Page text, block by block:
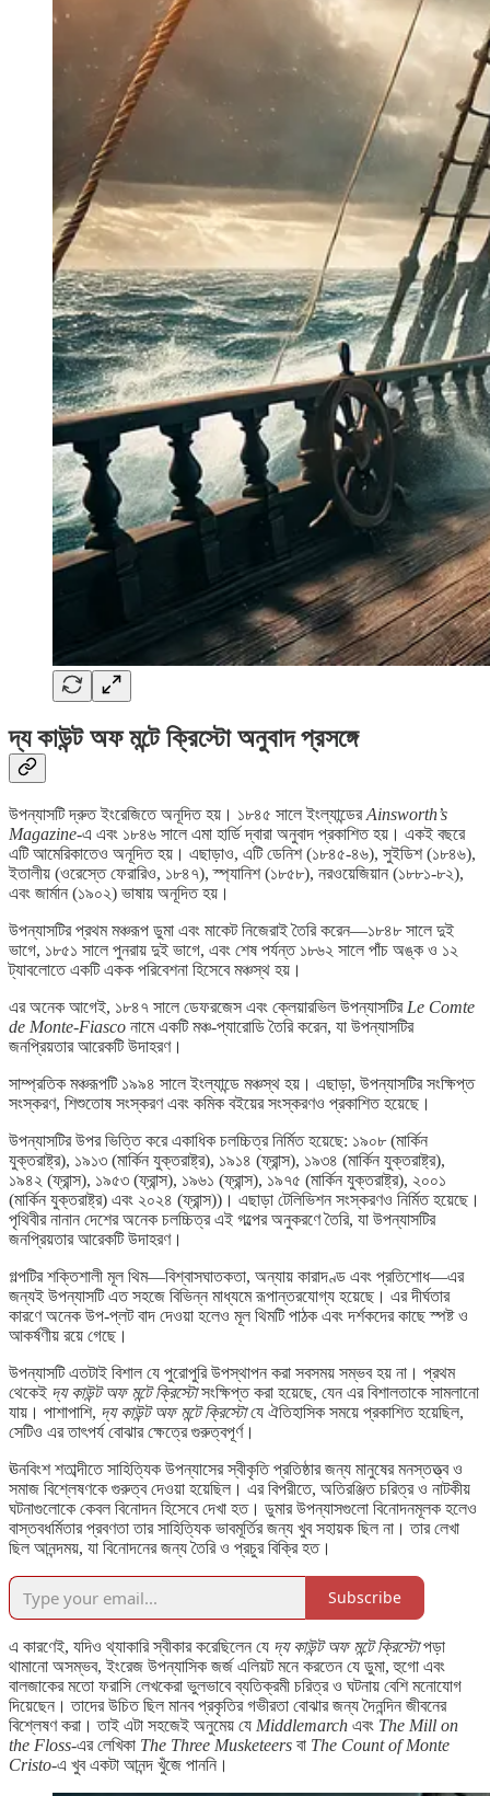
দ্য কাউন্ট অফ মন্টে ক্রিস্টো অনুবাদ প্রসঙ্গে
উপন্যাসটি দ্রুত ইংরেজিতে অনূদিত হয়। ১৮৪৫ সালে ইংল্যান্ডেরAinsworth’s
Magazine-এ এবং ১৮৪৬ সালে এমা হার্ডি দ্বারা অনুবাদ প্রকাশিত হয়। একই বছরে
এটি আমেরিকাতেও অনূদিত হয়। এছাড়াও, এটি ডেনিশ (১৮৪৫-৪৬), সুইডিশ (১৮৪৬),
ইতালীয় (ওরেস্তে ফেরারিও, ১৮৪৭), স্প্যানিশ (১৮৫৮), নরওয়েজিয়ান (১৮৮১-৮২),
এবং জার্মান (১৯০২) ভাষায় অনূদিত হয়।
উপন্যাসটির প্রথম মঞ্চরূপ ডুমা এবং মাকেট নিজেরাই তৈরি করেন—১৮৪৮ সালে দুই
ভাগে, ১৮৫১ সালে পুনরায় দুই ভাগে, এবং শেষ পর্যন্ত ১৮৬২ সালে পাঁচ অঙ্ক ও ১২
ট্যাবলোতে একটি একক পরিবেশনা হিসেবে মঞ্চস্থ হয়।
এর অনেক আগেই, ১৮৪৭ সালে ডেফরজেস এবং ক্লেয়ারভিল উপন্যাসটির Le Comte
de Monte-Fiasco নামে একটি মঞ্চ-প্যারোডি তৈরি করেন, যা উপন্যাসটির
জনপ্রিয়তার আরেকটি উদাহরণ।
সাম্প্রতিক মঞ্চরূপটি ১৯৯৪ সালে ইংল্যান্ডে মঞ্চস্থ হয়। এছাড়া, উপন্যাসটির সংক্ষিপ্ত
সংস্করণ, শিশুতোষ সংস্করণ এবং কমিক বইয়ের সংস্করণও প্রকাশিত হয়েছে।
উপন্যাসটির উপর ভিত্তি করে একাধিক চলচ্চিত্র নির্মিত হয়েছে: ১৯০৮ (মার্কিন
যুক্তরাষ্ট্র), ১৯১৩ (মার্কিন যুক্তরাষ্ট্র), ১৯১৪ (ফ্রান্স), ১৯৩৪ (মার্কিন যুক্তরাষ্ট্র),
১৯৪২ (ফ্রান্স), ১৯৫৩ (ফ্রান্স), ১৯৬১ (ফ্রান্স), ১৯৭৫ (মার্কিন যুক্তরাষ্ট্র), ২০০১
(মার্কিন যুক্তরাষ্ট্র) এবং ২০২৪ (ফ্রান্স))। এছাড়া টেলিভিশন সংস্করণও নির্মিত হয়েছে।
পৃথিবীর নানান দেশের অনেক চলচ্চিত্র এই গল্পের অনুকরণে তৈরি, যা উপন্যাসটির
জনপ্রিয়তার আরেকটি উদাহরণ।
গল্পটির শক্তিশালী মূল থিম—বিশ্বাসঘাতকতা, অন্যায় কারাদণ্ড এবং প্রতিশোধ—এর
জন্যই উপন্যাসটি এত সহজে বিভিন্ন মাধ্যমে রূপান্তরযোগ্য হয়েছে। এর দীর্ঘতার
কারণে অনেক উপ-প্লট বাদ দেওয়া হলেও মূল থিমটি পাঠক এবং দর্শকদের কাছে স্পষ্ট ও
আকর্ষণীয় রয়ে গেছে।
উপন্যাসটি এতটাই বিশাল যে পুরোপুরি উপস্থাপন করা সবসময় সম্ভব হয় না। প্রথম
থেকেই দ্য কাউন্ট অফ মন্টে ক্রিস্টোসংক্ষিপ্ত করা হয়েছে, যেন এর বিশালতাকে সামলানো
যায়। পাশাপাশি, দ্য কাউন্ট অফ মন্টে ক্রিস্টোযে ঐতিহাসিক সময়ে প্রকাশিত হয়েছিল,
সেটিও এর তাৎপর্য বোঝার ক্ষেত্রে গুরুত্বপূর্ণ।
ঊনবিংশ শতাব্দীতে সাহিত্যিক উপন্যাসের স্বীকৃতি প্রতিষ্ঠার জন্য মানুষের মনস্তত্ত্ব ও
সমাজ বিশ্লেষণকে গুরুত্ব দেওয়া হয়েছিল। এর বিপরীতে, অতিরঞ্জিত চরিত্র ও নাটকীয়
ঘটনাগুলোকে কেবল বিনোদন হিসেবে দেখা হত। ডুমার উপন্যাসগুলো বিনোদনমূলক হলেও
বাস্তবধর্মিতার প্রবণতা তার সাহিত্যিক ভাবমূর্তির জন্য খুব সহায়ক ছিল না। তার লেখা
ছিল আনন্দময়, যা বিনোদনের জন্য তৈরি ও প্রচুর বিক্রি হত।
Subscribe
এ কারণেই, যদিও থ্যাকারি স্বীকার করেছিলেন যে দ্য কাউন্ট অফ মন্টে ক্রিস্টোপড়া
থামানো অসম্ভব, ইংরেজ উপন্যাসিক জর্জ এলিয়ট মনে করতেন যে ডুমা, হুগো এবং
বালজাকের মতো ফরাসি লেখকেরা ভুলভাবে ব্যতিক্রমী চরিত্র ও ঘটনায় বেশি মনোযোগ
দিয়েছেন। তাদের উচিত ছিল মানব প্রকৃতির গভীরতা বোঝার জন্য দৈনন্দিন জীবনের
বিশ্লেষণ করা। তাই এটা সহজেই অনুমেয় যে Middlemarch এবং The Mill on
the Floss-এর লেখিকা The Three Musketeers বা The Count of Monte
Cristo-এ খুব একটা আনন্দ খুঁজে পাননি।